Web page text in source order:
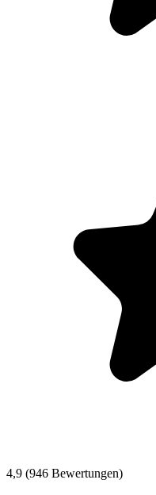
4,9 (946 Bewertungen)